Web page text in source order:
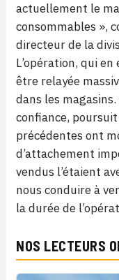
actuellement le
consommables »,
directeur de la
L’opération, qui
être relayée
dans les
confiance,
précédentes ont
d’attachement
vendus l’étaient
nous conduire à
la durée de
NOS LECTEURS